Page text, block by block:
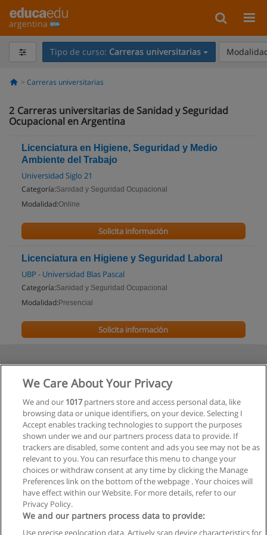
argentina
Tipo de curso: Carreras universitarias
Carreras universitarias
2 Carreras universitarias de Sanidad y Seguridad
Ocupacional en Argentina
Licenciatura en Higiene, Seguridad y Medio
Ambiente del Trabajo
Universidad Siglo 21
Categoría:Sanidad y Seguridad Ocupacional
Modalidad:Online
Solicita información
Licenciatura en Higiene y Seguridad Laboral
UBP - Universidad Blas Pascal
Categoría:Sanidad y Seguridad Ocupacional
Modalidad: Presencial
Solicita información
We Care About Your Privacy
We and our 1017partners store and access personal data, like
browsing data or unique identifiers, on your device. Selecting I
Accept enables tracking technologies to support the purposes
shown under we and our partners process data to provide. If
trackers are disabled, some content and ads you see may not be as
relevant to you. You can resurface this menu to change your
choices or withdraw consent at any time by clicking the Manage
Preferences link on the bottom of the webpage . Your choices will
have effect within our Website. For more details, refer to our
Privacy Policy.
We and our partners process data to provide:
Use precise geolocation data. Actively scan device characteristics for